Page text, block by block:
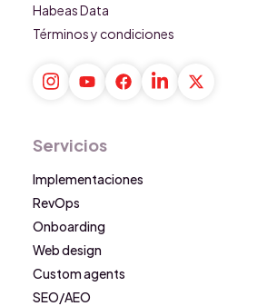
Habeas Data
Términos y condiciones
Servicios
Implementaciones
RevOps
Onboarding
Web design
Custom agents
SEO/AEO